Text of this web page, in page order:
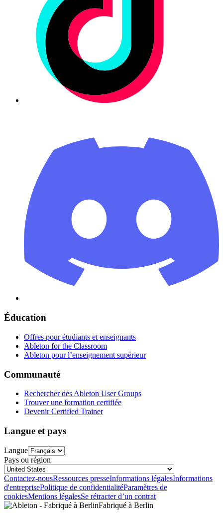
Éducation
Offres pour étudiants et enseignants
Ableton for the Classroom
Ableton pour l’enseignement supérieur
Communauté
Rechercher des Ableton User Groups
Trouver une formation certifiée
Devenir Certified Trainer
Langue et pays
Langue
Pays ou région
Contactez-nousRessources presseInformations légalesInformations
d'entreprisePolitique de confidentialitéParamètres de
cookiesMentions légalesSe rétracter d’un contrat
Fabriqué à Berlin